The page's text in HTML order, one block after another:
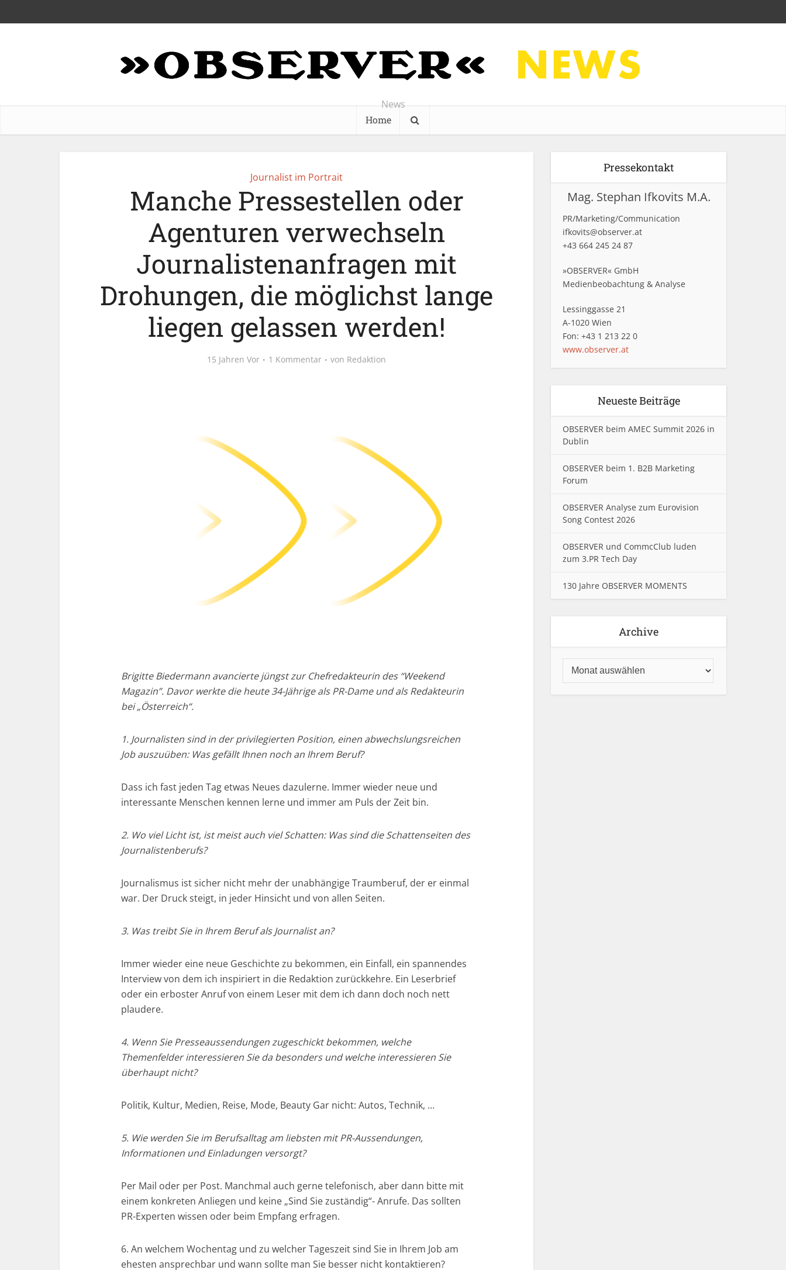
News
Home
Journalist im Portrait
Manche Pressestellen oder
Agenturen verwechseln
Journalistenanfragen mit
Drohungen, die möglichst lange
liegen gelassen werden!
15 Jahren Vor 1 Kommentar von Redaktion
Brigitte Biedermann avancierte jüngst zur Chefredakteurin des “Weekend
Magazin”. Davor werkte die heute 34-Jährige als PR-Dame und als Redakteurin
bei „Österreich“.
1. Journalisten sind in der privilegierten Position, einen abwechslungsreichen
Job auszuüben: Was gefällt Ihnen noch an Ihrem Beruf?
Dass ich fast jeden Tag etwas Neues dazulerne. Immer wieder neue und
interessante Menschen kennen lerne und immer am Puls der Zeit bin.
2. Wo viel Licht ist, ist meist auch viel Schatten: Was sind die Schattenseiten des
Journalistenberufs?
Journalismus ist sicher nicht mehr der unabhängige Traumberuf, der er einmal
war. Der Druck steigt, in jeder Hinsicht und von allen Seiten.
3. Was treibt Sie in Ihrem Beruf als Journalist an?
Immer wieder eine neue Geschichte zu bekommen, ein Einfall, ein spannendes
Interview von dem ich inspiriert in die Redaktion zurückkehre. Ein Leserbrief
oder ein erboster Anruf von einem Leser mit dem ich dann doch noch nett
plaudere.
4. Wenn Sie Presseaussendungen zugeschickt bekommen, welche
Themenfelder interessieren Sie da besonders und welche interessieren Sie
überhaupt nicht?
Politik, Kultur, Medien, Reise, Mode, Beauty Gar nicht: Autos, Technik, …
5. Wie werden Sie im Berufsalltag am liebsten mit PR-Aussendungen,
Informationen und Einladungen versorgt?
Per Mail oder per Post. Manchmal auch gerne telefonisch, aber dann bitte mit
einem konkreten Anliegen und keine „Sind Sie zuständig“- Anrufe. Das sollten
PR-Experten wissen oder beim Empfang erfragen.
6. An welchem Wochentag und zu welcher Tageszeit sind Sie in Ihrem Job am
ehesten ansprechbar und wann sollte man Sie besser nicht kontaktieren?
Pressekontakt
Mag. Stephan Ifkovits M.A.
PR/Marketing/Communication
ifkovits@observer.at
+43 664 245 24 87
»OBSERVER« GmbH
Medienbeobachtung & Analyse
Lessinggasse 21
A-1020 Wien
Fon: +43 1 213 22 0
www.observer.at
Neueste Beiträge
OBSERVER beim AMEC Summit 2026 in
Dublin
OBSERVER beim 1. B2B Marketing
Forum
OBSERVER Analyse zum Eurovision
Song Contest 2026
OBSERVER und CommcClub luden
zum 3.PR Tech Day
130 Jahre OBSERVER MOMENTS
Archive